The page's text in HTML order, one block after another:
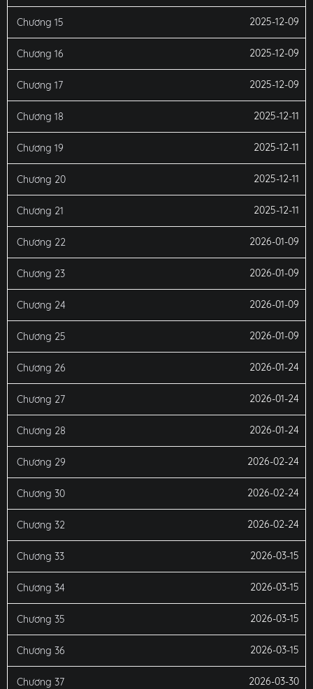
Chương 15 2025-12-09
Chương 16 2025-12-09
Chương 17 2025-12-09
Chương 18 2025-12-11
Chương 19 2025-12-11
Chương 20 2025-12-11
Chương 21 2025-12-11
Chương 22 2026-01-09
Chương 23 2026-01-09
Chương 24 2026-01-09
Chương 25 2026-01-09
Chương 26 2026-01-24
Chương 27 2026-01-24
Chương 28 2026-01-24
Chương 29 2026-02-24
Chương 30 2026-02-24
Chương 32 2026-02-24
Chương 33 2026-03-15
Chương 34 2026-03-15
Chương 35 2026-03-15
Chương 36 2026-03-15
Chương 37 2026-03-30